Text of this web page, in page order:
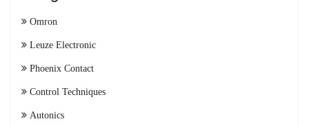
Omron
Leuze Electronic
Phoenix Contact
Control Techniques
Autonics